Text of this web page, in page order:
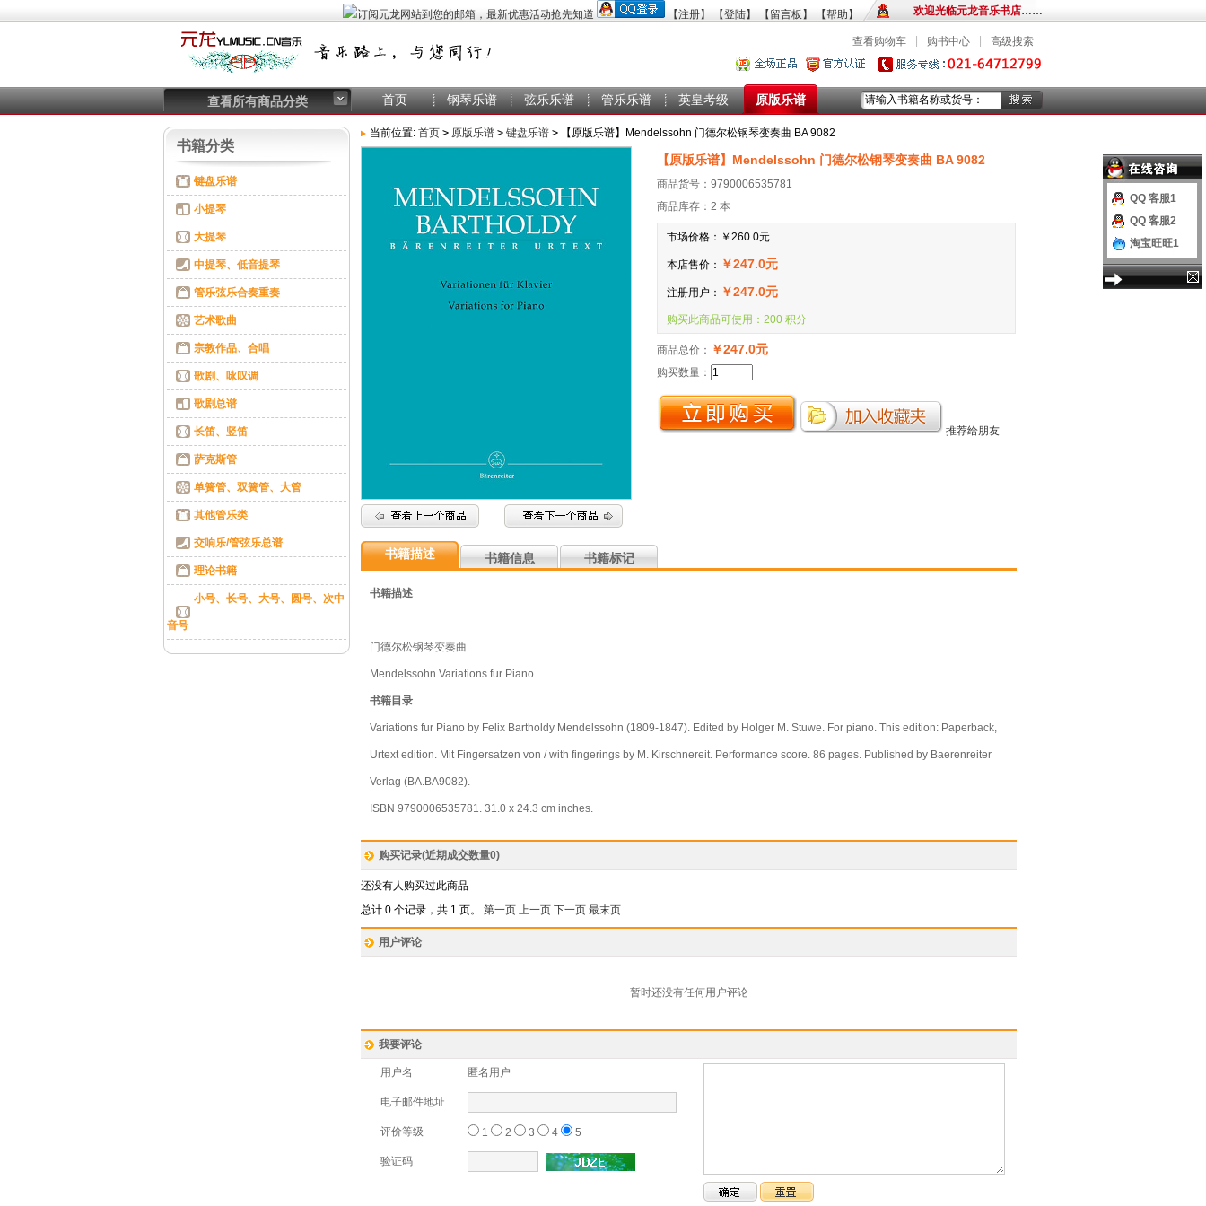
QQ 客服1
QQ 客服2
淘宝旺旺1
【注册】 【登陆】 【留言板】 【帮助】 欢迎光临元龙音乐书店……
查看购物车 购书中心 高级搜索
查看所有商品分类 首页 钢琴乐谱 弦乐乐谱 管乐乐谱 英皇考级 原版乐谱
书籍分类
键盘乐谱
小提琴
大提琴
中提琴、低音提琴
管乐弦乐合奏重奏
艺术歌曲
宗教作品、合唱
歌剧、咏叹调
歌剧总谱
长笛、竖笛
萨克斯管
单簧管、双簧管、大管
其他管乐类
交响乐/管弦乐总谱
理论书籍
小号、长号、大号、圆号、次中
音号
当前位置: 首页 > 原版乐谱 > 键盘乐谱 > 【原版乐谱】Mendelssohn 门德尔松钢琴变奏曲 BA 9082
【原版乐谱】Mendelssohn 门德尔松钢琴变奏曲 BA 9082
商品货号：9790006535781
商品库存：2 本
市场价格： ￥260.0元
本店售价： ￥247.0元
注册用户： ￥247.0元
购买此商品可使用：200 积分
商品总价： ￥247.0元
购买数量：
推荐给朋友
书籍描述 书籍信息 书籍标记
书籍描述
门德尔松钢琴变奏曲
Mendelssohn Variations fur Piano
书籍目录
Variations fur Piano by Felix Bartholdy Mendelssohn (1809-1847). Edited by Holger M. Stuwe. For piano. This edition: Paperback,
Urtext edition. Mit Fingersatzen von / with fingerings by M. Kirschnereit. Performance score. 86 pages. Published by Baerenreiter
Verlag (BA.BA9082).
ISBN 9790006535781. 31.0 x 24.3 cm inches.
购买记录(近期成交数量0)
还没有人购买过此商品
总计 0 个记录，共 1 页。 第一页 上一页 下一页 最末页
用户评论
暂时还没有任何用户评论
我要评论
用户名 匿名用户
电子邮件地址
评价等级 1 2 3 4 5
验证码